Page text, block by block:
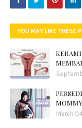
YOU MAY LIKE THESE
March